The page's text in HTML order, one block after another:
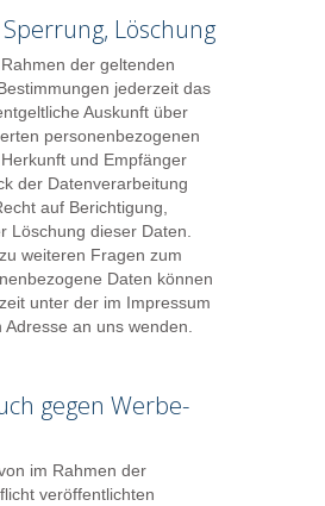
Löschung
der geltenden
jederzeit das
Auskunft über
personenbezogenen
und Empfänger
der Datenverarbeitung
auf Berichtigung,
Löschung dieser Daten.
weiteren Fragen zum
Daten können
unter der im Impressum
an uns wenden.
gegen Werbe-
im Rahmen der
veröffentlichten